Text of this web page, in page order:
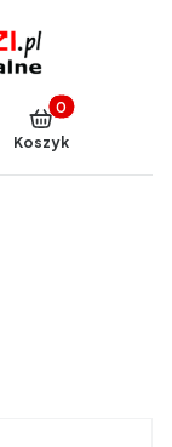
Produkty w
Koszyk